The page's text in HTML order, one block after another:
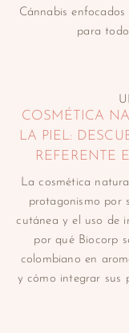
Cánnabis
para
COSMÉTICA
LA PIEL:
REFERENTE
La cosmética
protagonismo por
cutánea y el uso de
por qué Biocorp
colombiano en
y cómo integrar sus